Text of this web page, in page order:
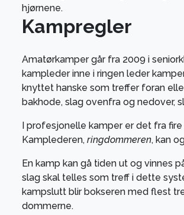
hjørnene.
Kampregler
Amatørkamper går fra 2009 i
kampleder inne i ringen leder
knyttet hanske som treffer foran
bakhode, slag ovenfra og nedover,
I profesjonelle kamper er det fra
Kamplederen, ringdommeren, kan
En kamp kan gå tiden ut og vinnes
slag skal telles som treff i dette
kampslutt blir bokseren med flest
dommerne.